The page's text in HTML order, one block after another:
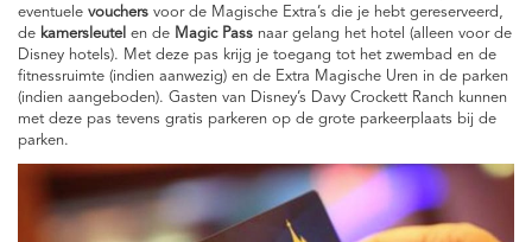
eventuele vouchers voor de Magische Extra’s die je hebt gereserveerd,
de kamersleutel en de Magic Pass naar gelang het hotel (alleen voor de
Disney hotels). Met deze pas krijg je toegang tot het zwembad en de
fitnessruimte (indien aanwezig) en de Extra Magische Uren in de parken
(indien aangeboden). Gasten van Disney’s Davy Crockett Ranch kunnen
met deze pas tevens gratis parkeren op de grote parkeerplaats bij de
parken.